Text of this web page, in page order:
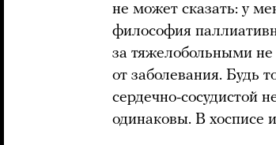
не может сказать: у
философия
за тяжелобольными не
от заболевания. Будь
сердечно-сосудистой
одинаковы. В хосписе